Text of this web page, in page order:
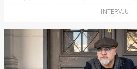
INTERVJU